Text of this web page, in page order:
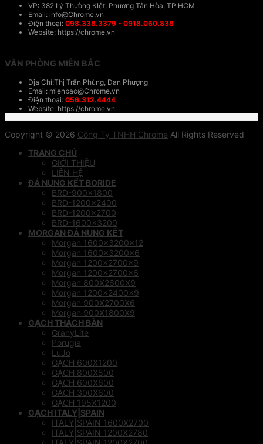
VP: 382 Lý Thường KIệt, Phương Tân Hòa, TP.HCM
Email: info@Chrome.vn
Điện thoại: 098.338.3379 - 0918.060.838
Website: https://chrome.vn
VĂN PHÒNG MIÊN BẮC
Địa Chỉ:Thị Trấn Phùng, Đan Phượng
Email: mienbac@Chrome.vn
Điện thoại: 056.312.4444
Website: https://chrome.vn
Copyright © 2026 Công Ty TNHH Chrome All Rights Reserved
TRANG CHỦ
GIỚI THIỆU
LIÊN HỆ
ĐÁ NUNG KẾT BORIDE
BRD-900×1800
BRD-1200×2400
BRD-1200×2700
BRD-1600×3200
MORGAN ĐÁ NUNG KẾT
Morgan 1600x3200x12
Morgan 1600x3200x6
Morgan 1200x2700x9
Morgan 1200x2700x6
Morgan 800X2600X9
Morgan 1200x2400x9
Morgan 900X2700X6
Morgan 900X1800X9
GẠCH THẠCH BÀN
GranyLite
Porugia
LuJo
GẠCH 600X1200
GẠCH 800X800
GẠCH 600X600
GACH 300X600
GẠCH 195X1200
GẠCH ITALY|SPAIN
ITALY|SPAIN 1600X2700
ITALY|SPAIN 1200X2780